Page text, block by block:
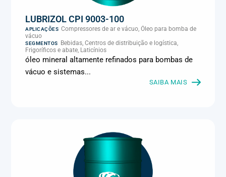
LUBRIZOL CPI 9003-100
APLICAÇÕES Compressores de ar e vácuo, Óleo para bomba de
vácuo
SEGMENTOS
Bebidas, Centros de distribuição e logística,
Frigoríficos e abate, Laticínios
óleo mineral altamente refinados para bombas de
vácuo e sistemas...
SAIBA MAIS